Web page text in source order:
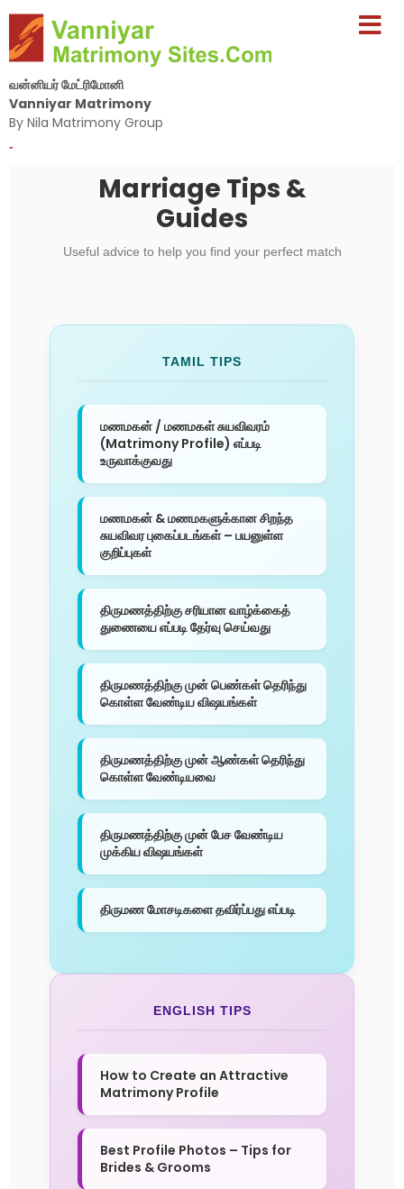
வன்னியர் மேட்ரிமோனி
Vanniyar Matrimony
By Nila Matrimony Group
-
Marriage Tips &
Guides
Useful advice to help you find your perfect match
TAMIL TIPS
மணமகன் / மணமகள் சுயவிவரம்
(Matrimony Profile) எப்படி
உருவாக்குவது
மணமகன் & மணமகளுக்கான சிறந்த
சுயவிவர புகைப்படங்கள் – பயனுள்ள
குறிப்புகள்
திருமணத்திற்கு சரியான வாழ்க்கைத்
துணையை எப்படி தேர்வு செய்வது
திருமணத்திற்கு முன் பெண்கள் தெரிந்து
கொள்ள வேண்டிய விஷயங்கள்
திருமணத்திற்கு முன் ஆண்கள் தெரிந்து
கொள்ள வேண்டியவை
திருமணத்திற்கு முன் பேச வேண்டிய
முக்கிய விஷயங்கள்
திருமண மோசடிகளை தவிர்ப்பது எப்படி
ENGLISH TIPS
How to Create an Attractive
Matrimony Profile
Best Profile Photos – Tips for
Brides & Grooms